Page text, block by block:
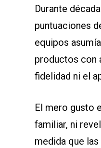
Durante
puntuaciones
equipos
productos con
fidelidad ni el
El mero gusto
familiar, ni
medida que